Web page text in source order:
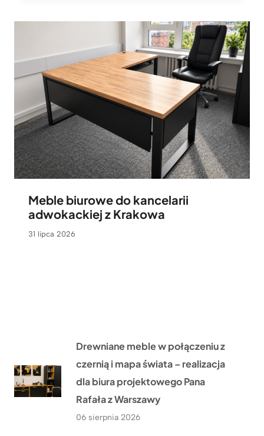
Meble biurowe do kancelarii
adwokackiej z Krakowa
31 lipca 2026
Drewniane meble w połączeniu z
czernią i mapa świata – realizacja
dla biura projektowego Pana
Rafała z Warszawy
06 sierpnia 2026